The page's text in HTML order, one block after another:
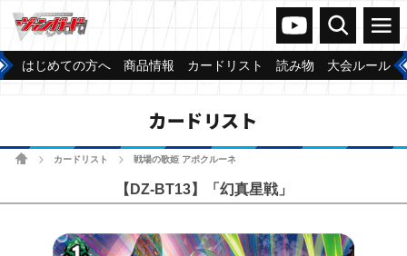
ヴァンガードch
検索 メニュー
はじめての方へ 商品情報 カードリスト 読み物 大会ルール
カードリスト
ホームカードリスト 戦場の歌姫 アポクルーネ
【DZ-BT13】「幻真星戦」